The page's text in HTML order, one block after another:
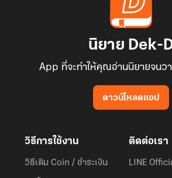
นิยาย Dek-
App ที่จะทำให้คุณอ่านนิยายจนว
ดาวน์โหลดแอป
วิธีการใช้งาน
วิธีเติม Coin / ชำระเงิน
ติดต่อเรา
LINE